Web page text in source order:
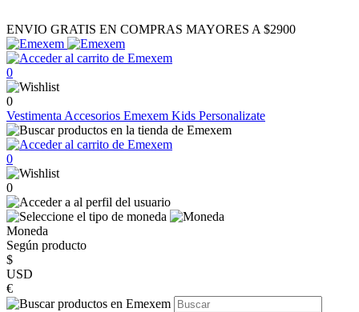
ENVIO GRATIS EN COMPRAS MAYORES A $2900
0
0
Vestimenta Accesorios Emexem Kids Personalizate
0
0
Moneda
Según producto
$
USD
€